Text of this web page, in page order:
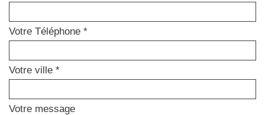
Votre Téléphone *
Votre ville *
Votre message